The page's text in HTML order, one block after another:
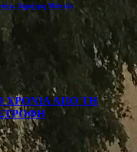
κ. Δημήτρη Μάντζο
ΧΡΟΝΙΑ ΑΠΟ ΤΗ